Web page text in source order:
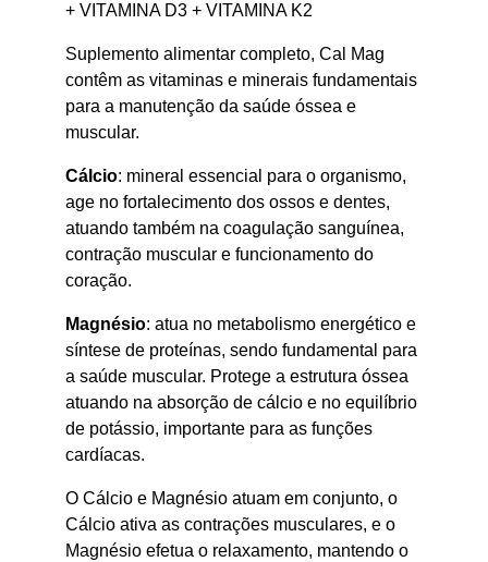
+ VITAMINA D3 + VITAMINA K2
Suplemento alimentar completo, Cal Mag
contêm as vitaminas e minerais fundamentais
para a manutenção da saúde óssea e
muscular.
Cálcio: mineral essencial para o organismo,
age no fortalecimento dos ossos e dentes,
atuando também na coagulação sanguínea,
contração muscular e funcionamento do
coração.
Magnésio: atua no metabolismo energético e
síntese de proteínas, sendo fundamental para
a saúde muscular. Protege a estrutura óssea
atuando na absorção de cálcio e no equilíbrio
de potássio, importante para as funções
cardíacas.
O Cálcio e Magnésio atuam em conjunto, o
Cálcio ativa as contrações musculares, e o
Magnésio efetua o relaxamento, mantendo o